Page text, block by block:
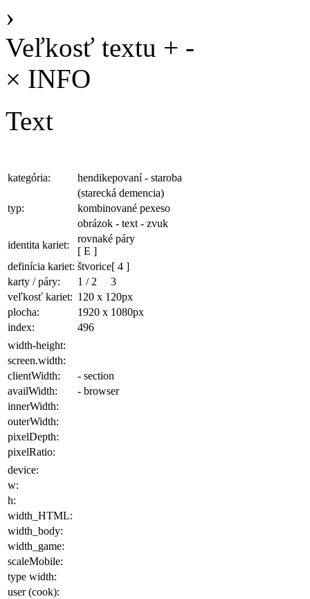
›
Veľkosť textu + -
× INFO
Text
kategória:
hendikepovaní - staroba
(starecká demencia)
typ:
kombinované pexeso
obrázok - text - zvuk
identita kariet:
rovnaké páry
[ E ]
definícia kariet: štvorice[ 4 ]
karty / páry:
1 / 2
3
veľkosť kariet: 120 x 120px
plocha: 1920 x 1080px
index:
496
width-height:
screen.width:
clientWidth:
- section
availWidth:
- browser
innerWidth:
outerWidth:
pixelDepth:
pixelRatio:
device:
w:
h:
width_HTML:
width_body:
width_game:
scaleMobile:
type width:
user (cook):